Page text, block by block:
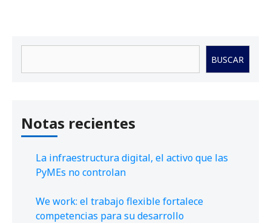
BUSCAR
Notas recientes
La infraestructura digital, el activo que las
PyMEs no controlan
We work: el trabajo flexible fortalece
competencias para su desarrollo